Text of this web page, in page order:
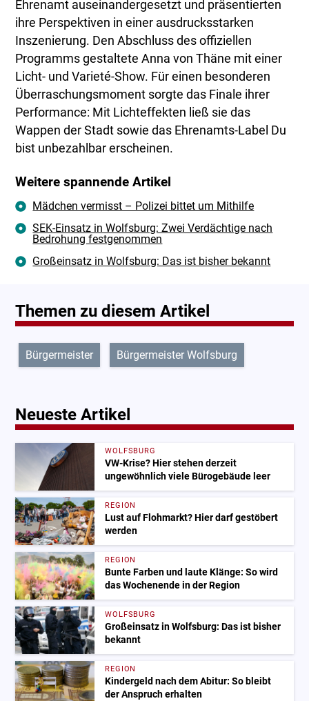
Ehrenamt auseinandergesetzt und präsentierten
ihre Perspektiven in einer ausdrucksstarken
Inszenierung. Den Abschluss des offiziellen
Programms gestaltete Anna von Thäne mit einer
Licht- und Varieté-Show. Für einen besonderen
Überraschungsmoment sorgte das Finale ihrer
Performance: Mit Lichteffekten ließ sie das
Wappen der Stadt sowie das Ehrenamts-Label Du
bist unbezahlbar erscheinen.
Weitere spannende Artikel
Mädchen vermisst – Polizei bittet um Mithilfe
SEK-Einsatz in Wolfsburg: Zwei Verdächtige nach
Bedrohung festgenommen
Großeinsatz in Wolfsburg: Das ist bisher bekannt
Themen zu diesem Artikel
Bürgermeister Bürgermeister Wolfsburg
Neueste Artikel
WOLFSBURG
VW-Krise? Hier stehen derzeit
ungewöhnlich viele Bürogebäude leer
REGION
Lust auf Flohmarkt? Hier darf gestöbert
werden
REGION
Bunte Farben und laute Klänge: So wird
das Wochenende in der Region
WOLFSBURG
Großeinsatz in Wolfsburg: Das ist bisher
bekannt
REGION
Kindergeld nach dem Abitur: So bleibt
der Anspruch erhalten